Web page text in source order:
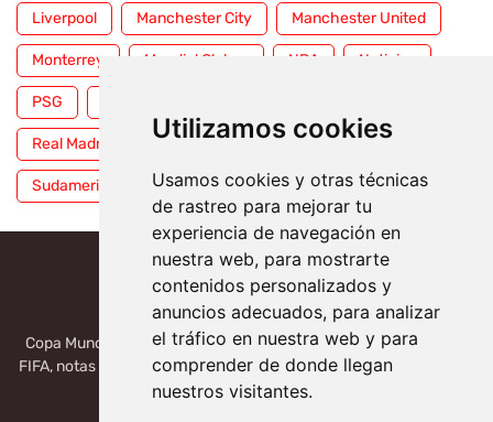
Utilizamos cookies
Usamos cookies y otras técnicas
de rastreo para mejorar tu
experiencia de navegación en
nuestra web, para mostrarte
contenidos personalizados y
anuncios adecuados, para analizar
el tráfico en nuestra web y para
comprender de donde llegan
nuestros visitantes.
Liverpool Manchester City Manchester United
Monterrey Mundial Clubes NBA Noticias
PSG
Real Madrid Selección Mexicana Serie A
Sudamericana Tigres Toluca UFC WWE
Copa Mundial 2026, México, USA, Canadá: Copa del Mundo de la
FIFA, notas deportivas de la liga de Serie A, Liga MX, LALIGA. Toda
la información del futbol mundial.